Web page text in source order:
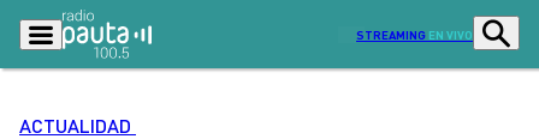
STREAMING EN VIVO
ACTUALIDAD